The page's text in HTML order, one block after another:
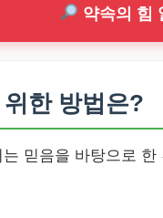
약속의 힘
한 방법은?
믿음을 바탕으로